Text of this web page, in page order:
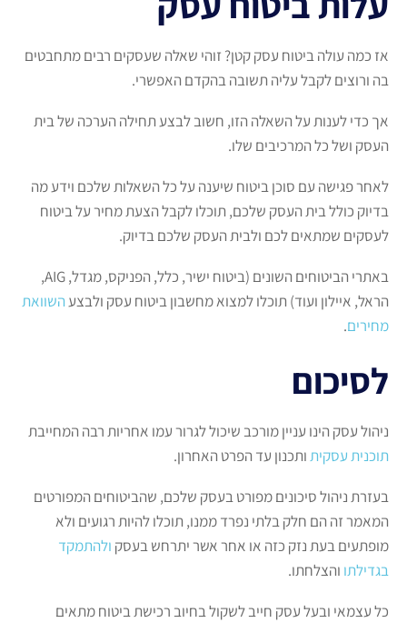
אז כמה עולה ביטוח עסק קטן? זוהי שאלה שעסקים רבים מתחבטים
בה ורוצים לקבל עליה תשובה בהקדם האפשרי.
אך כדי לענות על השאלה הזו, חשוב לבצע תחילה הערכה של בית
העסק ושל כל המרכיבים שלו.
לאחר פגישה עם סוכן ביטוח שיענה על כל השאלות שלכם וידע מה
בדיוק כולל בית העסק שלכם, תוכלו לקבל הצעת מחיר על ביטוח
לעסקים שמתאים לכם ולבית העסק שלכם בדיוק.
באתרי הביטוחים השונים (ביטוח ישיר, כלל, הפניקס, מגדל, AIG,
הראל, איילון ועוד) תוכלו למצוא מחשבון ביטוח עסק ולבצעהשוואת
מחירים.
לסיכום
ניהול עסק הינו עניין מורכב שיכול לגרור עמו אחריות רבה המחייבת
תוכנית עסקיתותכנון עד הפרט האחרון.
בעזרת ניהול סיכונים מפורט בעסק שלכם, שהביטוחים המפורטים
המאמר זה הם חלק בלתי נפרד ממנו, תוכלו להיות רגועים ולא
מופתעים בעת נזק כזה או אחר אשר יתרחש בעסק ולהתמקד
בגדילתו והצלחתו.
כל עצמאי ובעל עסק חייב לשקול בחיוב רכישת ביטוח מתאים